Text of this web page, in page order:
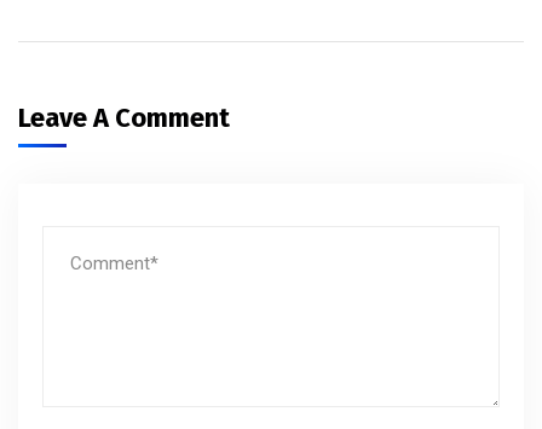
Leave A Comment